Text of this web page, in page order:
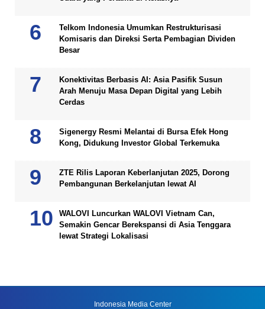
Telkom Indonesia Umumkan Restrukturisasi
Komisaris dan Direksi Serta Pembagian Dividen
Besar
Konektivitas Berbasis AI: Asia Pasifik Susun
Arah Menuju Masa Depan Digital yang Lebih
Cerdas
Sigenergy Resmi Melantai di Bursa Efek Hong
Kong, Didukung Investor Global Terkemuka
ZTE Rilis Laporan Keberlanjutan 2025, Dorong
Pembangunan Berkelanjutan lewat AI
WALOVI Luncurkan WALOVI Vietnam Can,
Semakin Gencar Berekspansi di Asia Tenggara
lewat Strategi Lokalisasi
Indonesia Media Center